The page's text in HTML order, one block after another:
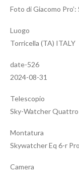
Foto di Giacomo Pro’:
Luogo
Torricella (TA) ITALY
date-526
2024-08-31
Telescopio
Sky-Watcher Quattro
Montatura
Skywatcher Eq 6-r Pro
Camera